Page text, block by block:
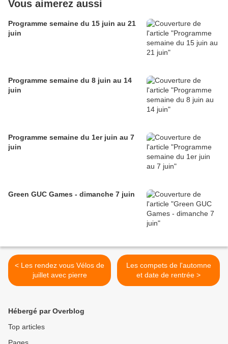
Vous aimerez aussi
Programme semaine du 15 juin au 21
juin
Programme semaine du 8 juin au 14
juin
Programme semaine du 1er juin au 7
juin
Green GUC Games - dimanche 7 juin
< Les rendez vous Vélos de
juillet avec pierre
Les compets de l'automne
et date de rentrée >
Hébergé par Overblog
Top articles